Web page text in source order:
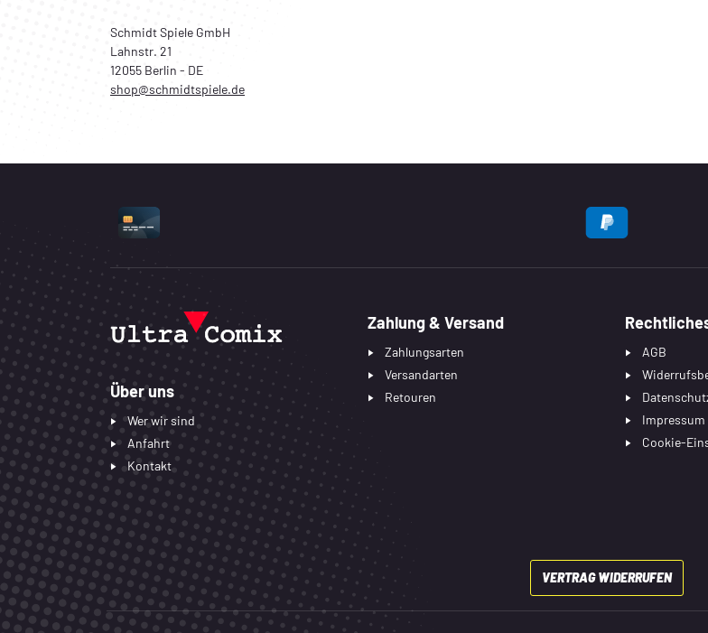
Schmidt Spiele GmbH
Lahnstr. 21
12055 Berlin - DE
shop@schmidtspiele.de
UNTERSTÜTZTE ZAHLUNGSARTEN
Über uns
Wer wir sind
Anfahrt
Kontakt
Zahlung & Versand
Zahlungsarten
Versandarten
Retouren
AGB
Impressum
Cookie-
VERTRAG WIDERRUFEN